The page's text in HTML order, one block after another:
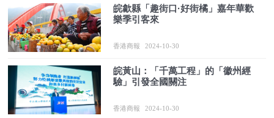
皖歙縣「趣街口·好街橘」嘉年華歡
樂季引客來
香港商報 2024-10-30
皖黃山：「千萬工程」的「徽州經
驗」引發全國關注
香港商報 2024-10-30